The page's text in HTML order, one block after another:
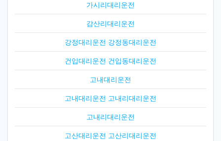
가시리대리운전
감산리대리운전
강정대리운전 강정동대리운전
건입대리운전 건입동대리운전
고내대리운전
고내대리운전 고내리대리운전
고내리대리운전
고산대리운전 고산리대리운전